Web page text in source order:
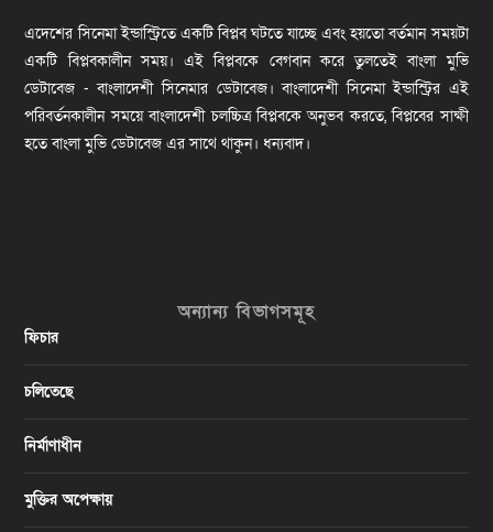
এদেশের সিনেমা ইন্ডাস্ট্রিতে একটি বিপ্লব ঘটতে যাচ্ছে এবং হয়তো বর্তমান সময়টা
একটি বিপ্লবকালীন সময়। এই বিপ্লবকে বেগবান করে তুলতেই বাংলা মুভি
ডেটাবেজ - বাংলাদেশী সিনেমার ডেটাবেজ। বাংলাদেশী সিনেমা ইন্ডাস্ট্রির এই
পরিবর্তনকালীন সময়ে বাংলাদেশী চলচ্চিত্র বিপ্লবকে অনুভব করতে, বিপ্লবের সাক্ষী
হতে বাংলা মুভি ডেটাবেজ এর সাথে থাকুন। ধন্যবাদ।
অন্যান্য বিভাগসমূহ
ফিচার
চলিতেছে
নির্মাণাধীন
মুক্তির অপেক্ষায়